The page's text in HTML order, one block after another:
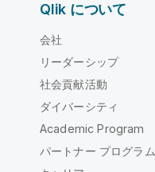
Qlik について
会社
リーダーシップ
社会貢献活動
ダイバーシティ
Academic Program
パートナー プログラム